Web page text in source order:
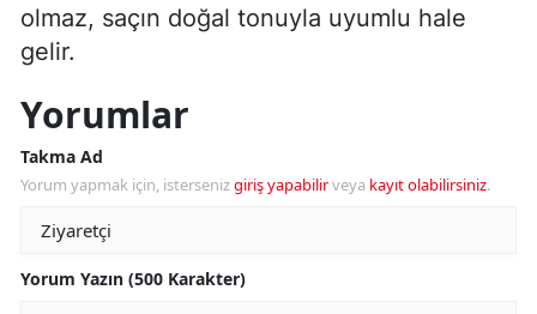
olmaz, saçın doğal tonuyla uyumlu hale
gelir.
Yorumlar
Takma Ad
Yorum yapmak için, istersenizgiriş yapabilirveya kayıt olabilirsiniz.
Yorum Yazın (500 Karakter)